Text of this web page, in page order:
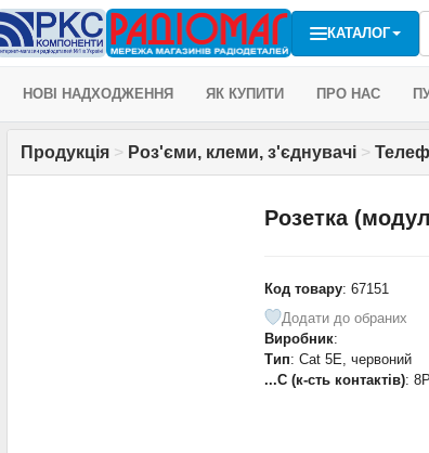
КАТАЛОГ
НОВІ НАДХОДЖЕННЯ ЯК КУПИТИ ПРО НАС
Продукція > Роз'єми, клеми, з'єднувачі >
Розетка
Код товару: 67151
Додати до обраних
Виробник:
Тип: Cat 5E, червоний
...C (к-сть контактів):